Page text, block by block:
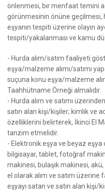
önlenmesi, bir menfaat temini
görünmesinin önüne geçilmesi,
eşyanın tespiti üzerine olayın
tespiti/yakalanması ve kamu
- Hurda alım/satım faaliyeti
eşya/malzeme alımı/satımı
suçuna konu eşya/malzeme
Taahhütname Örneği almalıdır.
- Hurda alım ve satımı
satın alan kişi/kişiler; kimlik ve
özelliklerini belirterek, İkinci El
tanzim etmelidir.
- Elektronik eşya ve beyaz
bilgisayar, tablet, fotoğraf
makinesi, bulaşık makinesi,
el olarak alım ve satım
eşyayı satan ve satın alan kişi/